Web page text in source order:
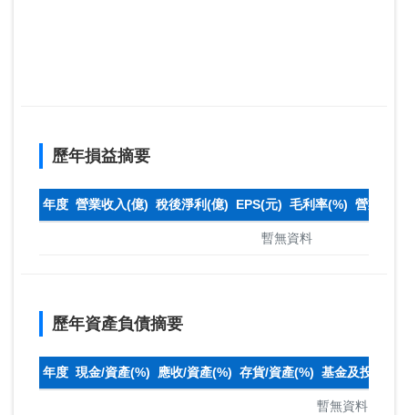
歷年損益摘要
年度 營業收入(億) 稅後淨利(億) EPS(元) 毛利率(%) 營業利
暫無資料
歷年資產負債摘要
年度 現金/資產(%) 應收/資產(%) 存貨/資產(%) 基金及投資(%)
暫無資料